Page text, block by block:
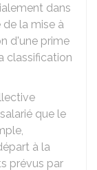
dans
la mise à
d'une prime
classification
que le
à la
prévus par